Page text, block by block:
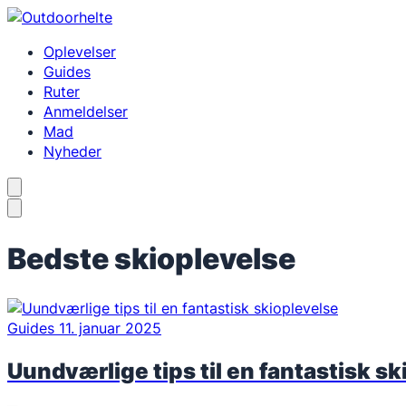
Spring
indholdOplevelser
Guides
Ruter
Anmeldelser
Mad
Nyheder
Bedste skioplevelse
Guides 11. januar 2025
Uundværlige tips til en fantastisk